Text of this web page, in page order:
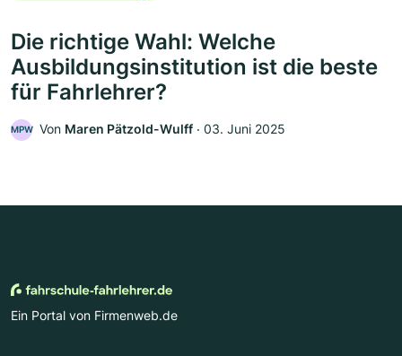
Die richtige Wahl: Welche
Ausbildungsinstitution ist die beste
für Fahrlehrer?
MPW Von Maren Pätzold-Wulff ‧ 03. Juni 2025
Ein Portal von Firmenweb.de